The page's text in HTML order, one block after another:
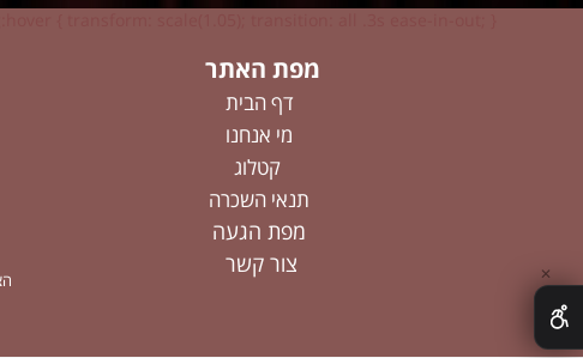
מפת האתר
דף הבית
מי אנחנו
קטלוג
תנאי השכרה
מפת הגעה
צור קשר
✕